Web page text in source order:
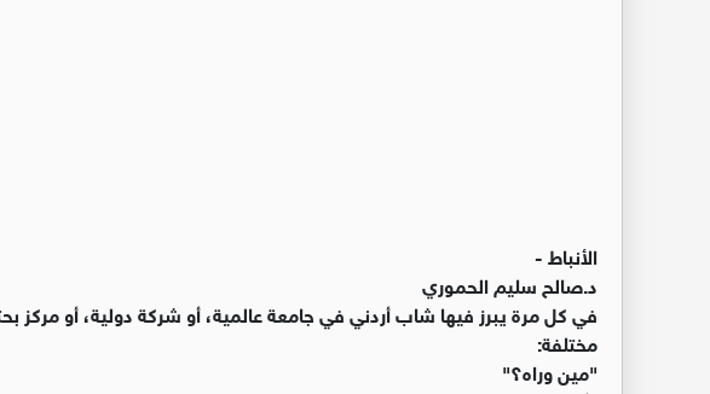
الأنباط -
د.صالح سليم الحموري
في كل مرة يبرز فيها شاب أردني في جامعة عالمية، أو شركة دولية، أو مركز
مختلفة:
"مين وراه؟"